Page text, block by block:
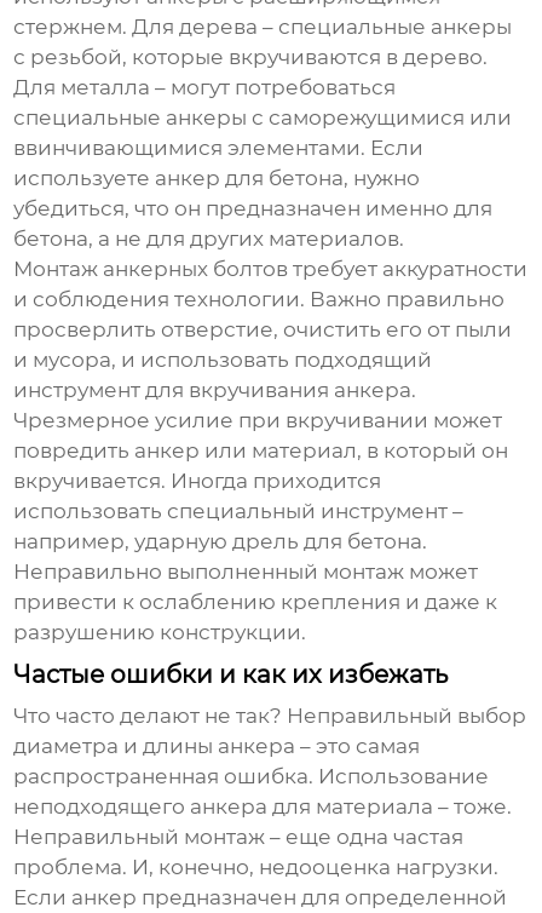
стержнем. Для дерева – специальные анкеры
с резьбой, которые вкручиваются в дерево.
Для металла – могут потребоваться
специальные анкеры с саморежущимися или
ввинчивающимися элементами. Если
используете анкер для бетона, нужно
убедиться, что он предназначен именно для
бетона, а не для других материалов.
Монтаж анкерных болтов требует аккуратности
и соблюдения технологии. Важно правильно
просверлить отверстие, очистить его от пыли
и мусора, и использовать подходящий
инструмент для вкручивания анкера.
Чрезмерное усилие при вкручивании может
повредить анкер или материал, в который он
вкручивается. Иногда приходится
использовать специальный инструмент –
например, ударную дрель для бетона.
Неправильно выполненный монтаж может
привести к ослаблению крепления и даже к
разрушению конструкции.
Частые ошибки и как их избежать
Что часто делают не так? Неправильный выбор
диаметра и длины анкера – это самая
распространенная ошибка. Использование
неподходящего анкера для материала – тоже.
Неправильный монтаж – еще одна частая
проблема. И, конечно, недооценка нагрузки.
Если анкер предназначен для определенной